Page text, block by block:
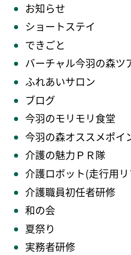
お知らせ
ショートステイ
できごと
バーチャル今羽の森ツ
ふれあいサロン
ブログ
今羽のモリモリ食堂
今羽の森オススメポイ
介護の魅力ＰＲ隊
介護ロボット(走行用
介護職員初任者研修
和の会
夏祭り
実務者研修